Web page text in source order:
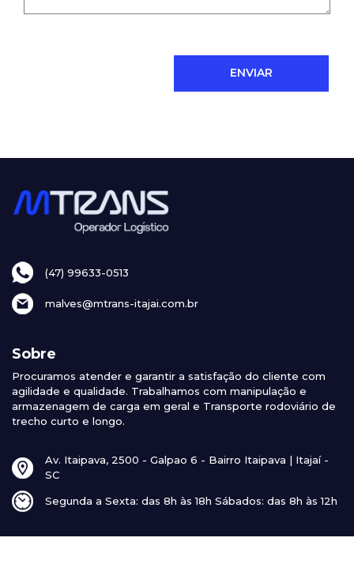
(47) 99633-0513
malves@mtrans-itajai.com.br
Sobre
Procuramos atender e garantir a satisfação do cliente com
agilidade e qualidade. Trabalhamos com manipulação e
armazenagem de carga em geral e Transporte rodoviário de
trecho curto e longo.
Av. Itaipava, 2500 - Galpao 6 - Bairro Itaipava | Itajaí -
SC
Segunda a Sexta: das 8h às 18h Sábados: das 8h às 12h